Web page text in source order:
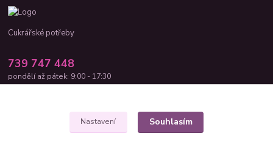
Cukrářské potřeby
739 747 448
pondělí až pátek: 9:00 - 17:30
Nastavení Souhlasím